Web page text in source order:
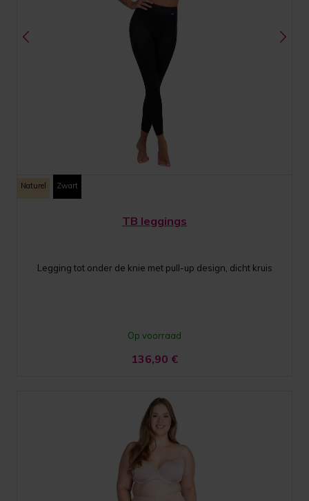
Naturel Zwart
TB leggings
Legging tot onder de knie met pull-up design, dicht kruis
Op voorraad
136,90 €